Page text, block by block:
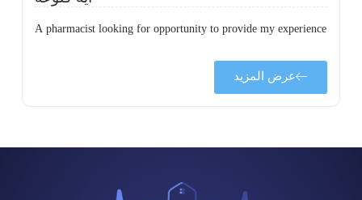
A pharmacist looking for opportunity to provide my experience
عرض المزيد